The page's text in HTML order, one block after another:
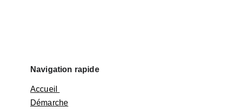
Navigation rapide
Accueil
Démarche